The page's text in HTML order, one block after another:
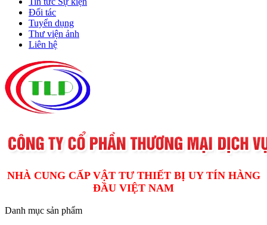
Đối tác
Tuyển dụng
Thư viện ảnh
Liên hệ
NHÀ CUNG CẤP VẬT TƯ THIẾT BỊ UY TÍN HÀNG
ĐẦU VIỆT NAM
Danh mục sản phẩm